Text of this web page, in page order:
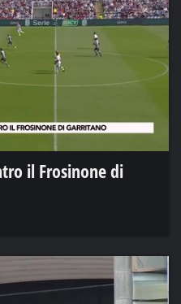
il Frosinone di